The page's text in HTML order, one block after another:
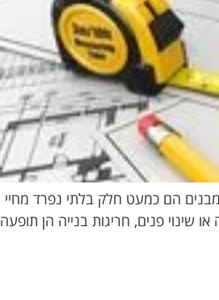
הם כמעט חלק בלתי נפרד מחיי
שינוי פנים, חריגות בנייה הן תופעה